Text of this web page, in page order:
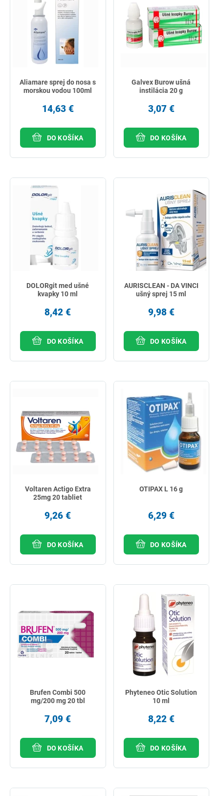
Aliamare sprej do nosa s
morskou vodou 100ml
14,63 €
DO KOŠÍKA
Galvex Burow ušná
instilácia 20 g
3,07 €
DO KOŠÍKA
DOLORgit med ušné
kvapky 10 ml
8,42 €
DO KOŠÍKA
AURISCLEAN - DA VINCI
ušný sprej 15 ml
9,98 €
DO KOŠÍKA
Voltaren Actigo Extra
25mg 20 tabliet
9,26 €
DO KOŠÍKA
OTIPAX L 16 g
6,29 €
DO KOŠÍKA
Brufen Combi 500
mg/200 mg 20 tbl
7,09 €
DO KOŠÍKA
Phyteneo Otic Solution
10 ml
8,22 €
DO KOŠÍKA